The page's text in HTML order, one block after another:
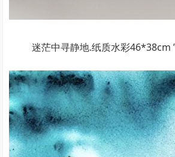
迷茫中寻静地.纸质水彩46*38cm